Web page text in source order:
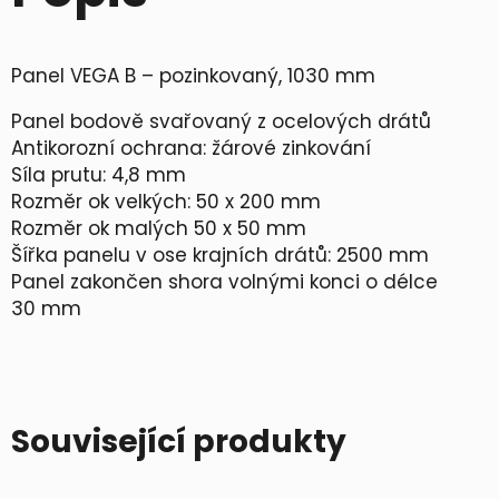
o
v
a
n
ý
,
1
0
3
0
n
o
Panel VEGA B – pozinkovaný, 1030 mm
Panel bodově svařovaný z ocelových drátů
Antikorozní ochrana: žárové zinkování
Síla prutu: 4,8 mm
Rozměr ok velkých: 50 x 200 mm
Rozměr ok malých 50 x 50 mm
Šířka panelu v ose krajních drátů: 2500 mm
Panel zakončen shora volnými konci o délce
30 mm
Související produkty